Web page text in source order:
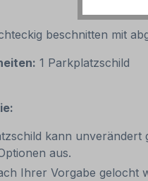
beschnitten mit
1 Parkplatzschild
kann
aus.
Ihrer Vorgabe gelocht